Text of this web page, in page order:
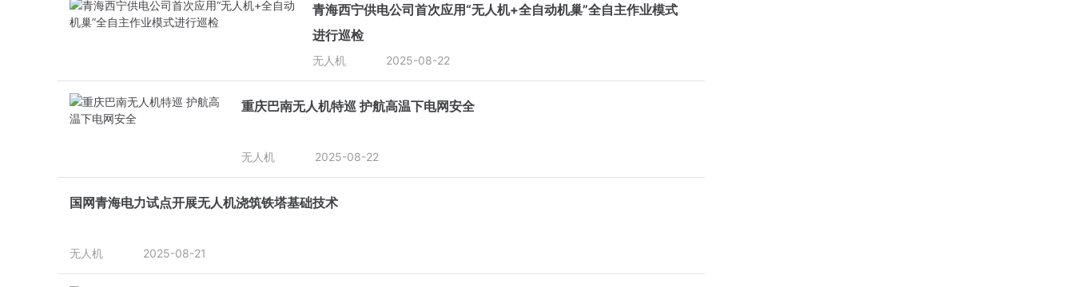
青海西宁供电公司首次应用“无人机+全自动机巢”全自主作业模式
进行巡检
无人机 2025-08-22
重庆巴南无人机特巡 护航高温下电网安全
无人机 2025-08-22
国网青海电力试点开展无人机浇筑铁塔基础技术
无人机 2025-08-21